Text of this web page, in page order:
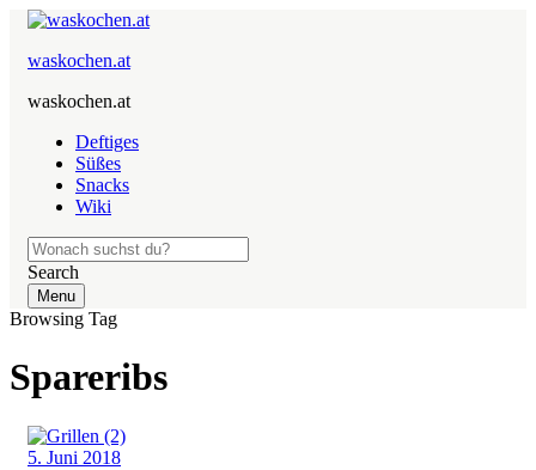
waskochen.at
waskochen.at
Deftiges
Süßes
Snacks
Wiki
Search
Menu
Browsing Tag
Spareribs
5. Juni 2018